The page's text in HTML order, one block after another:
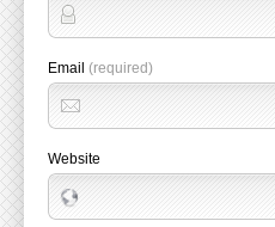
Email (required)
Website